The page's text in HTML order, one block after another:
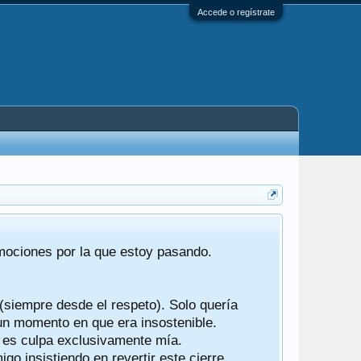
Accede o regístrate
por la que estoy pasando.
desde el respeto). Solo quería
momento en que era insostenible.
culpa exclusivamente mía.
insistiendo en revertir este cierre.